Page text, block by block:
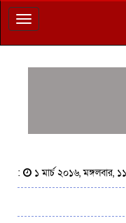
Toggle
navigation
: ১ মার্চ ২০১৬, মঙ্গলবার,